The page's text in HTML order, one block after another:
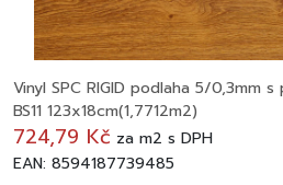
Vinyl SPC RIGID podlaha 5/0,3mm s
BS11 123x18cm(1,7712m2)
724,79 Kč za m2 s DPH
EAN: 8594187739485